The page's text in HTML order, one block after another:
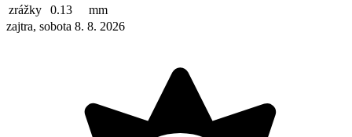
zrážky
0.13
mm
zajtra, sobota 8. 8. 2026